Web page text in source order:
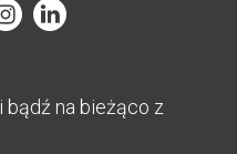
i bądź na bieżąco z